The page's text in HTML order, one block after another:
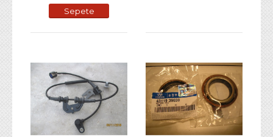
Sepete